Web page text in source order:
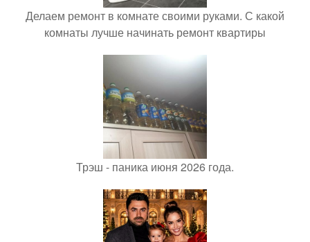
Делаем ремонт в комнате своими руками. С какой
комнаты лучше начинать ремонт квартиры
Трэш - паника июня 2026 года.